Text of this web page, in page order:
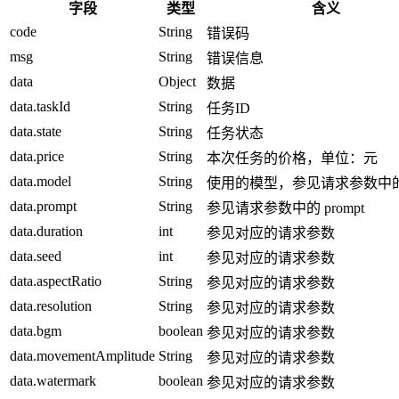
字段 类型
含义
code
String
错误码
msg
String
错误信息
data
Object
数据
data.taskId
String
任务ID
data.state
String
任务状态
data.price
String
本次任务的价格，单位：元
data.model
String
使用的模型，参见请求参数中
data.prompt
String
参见请求参数中的 prompt
data.duration
int
参见对应的请求参数
data.seed
int
参见对应的请求参数
data.aspectRatio
String
参见对应的请求参数
data.resolution
String
参见对应的请求参数
data.bgm
boolean 参见对应的请求参数
data.movementAmplitude String
参见对应的请求参数
data.watermark
boolean 参见对应的请求参数